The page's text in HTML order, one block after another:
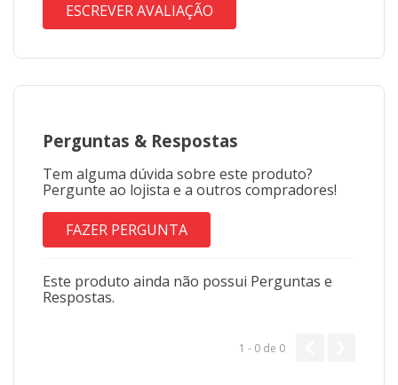
ESCREVER AVALIAÇÃO
Perguntas & Respostas
Tem alguma dúvida sobre este produto?
Pergunte ao lojista e a outros compradores!
FAZER PERGUNTA
Este produto ainda não possui Perguntas e
Respostas.
1 - 0 de 0